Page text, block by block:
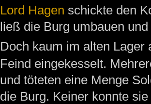
Lord Hagen schickte den
ließ die Burg umbauen
Doch kaum im alten
Feind eingekesselt.
und töteten eine Menge
die Burg. Keiner konnte